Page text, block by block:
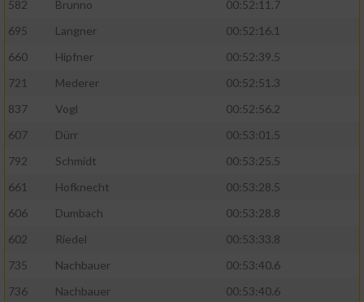
582
Brunno
00:52:11.7
695
Langner
00:52:16.1
660
Hipfner
00:52:39.5
721
Mederer
00:52:51.3
837
Vogl
00:52:56.2
607
Dürr
00:53:01.5
792
Schmidt
00:53:25.5
661
Hofknecht
00:53:28.5
606
Dumbach
00:53:28.8
602
Riedel
00:53:33.8
735
Nachbauer
00:53:40.6
736
Nachbauer
00:53:40.6
Verwendung reduzierter Daten zur Auswahl
von Werbeanzeigen
Werbung
personalisierter Werbung
von Inhalten
personalisierter Inhalte